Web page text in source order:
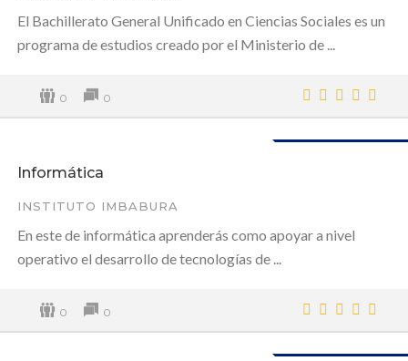
El Bachillerato General Unificado en Ciencias Sociales es un
programa de estudios creado por el Ministerio de ...
0 0
Informática
INSTITUTO IMBABURA
En este de informática aprenderás como apoyar a nivel
operativo el desarrollo de tecnologías de ...
0 0